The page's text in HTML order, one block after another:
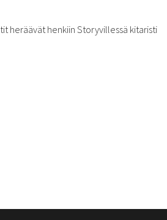
heräävät henkiin Storyvillessä kitaristi